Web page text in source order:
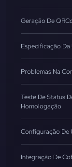
Geração De
Especificação Da
Problemas Na
Teste De Status
Homologação
Configuração De
Integração De